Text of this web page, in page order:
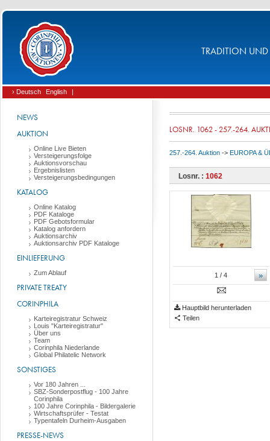
TRADITION UND
› Deutsch English |
NEWS
AUKTION
Online Live Bieten
Versteigerungsfolge
Auktionsvorschau
Ergebnislisten
Versteigerungsbedingungen
KATALOG
Online Katalog
PDF Kataloge
PDF Gebotsformular
Katalog anfordern
Auktionsarchiv
Auktionsarchiv PDF Kataloge
EINLIEFERUNG
Zum Ablauf
PRIVATE TREATY
CORINPHILA
Karteiregistratur Schweiz
Louis "Karteiregistratur"
Über uns
Team
Corinphila Niederlande
Global Philatelic Network
SONSTIGES
Vor 180 Jahren ...
SBZ-Sonderpostflug - 100 Jahre
Corinphila
100 Jahre Corinphila - Bildergalerie
Wirtschaftsprüfer - Testat
Typentafeln Durheim-Ausgaben
PRESSE-NEWS
LOSNR. 1062 - 257.-264.
257.-264. Auktion -> EUROPA &
Losnr. : 1062
»
1 / 4
Hauptbild herunterladen
Teilen